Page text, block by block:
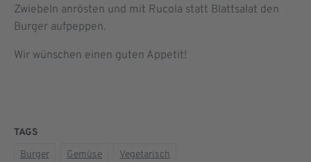
Zwiebeln anrösten und mit Rucola statt Blattsalat den
Burger aufpeppen.
Wir wünschen einen guten Appetit!
TAGS
Burger
Gemüse Vegetarisch